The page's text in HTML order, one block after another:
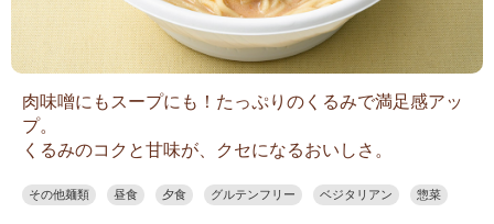
肉味噌にもスープにも！たっぷりのくるみで満足感アッ
プ。
くるみのコクと甘味が、クセになるおいしさ。
その他麺類 昼食 夕食 グルテンフリー ベジタリアン 惣菜